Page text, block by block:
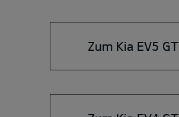
Zum Kia EV5 GT